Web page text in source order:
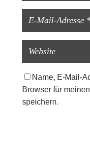
Name, E-Mail-
Browser für
speichern.